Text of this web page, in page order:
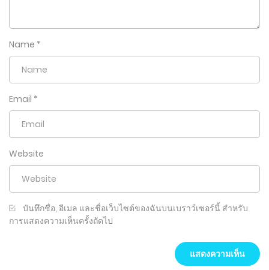
Name *
Email *
Website
บันทึกชื่อ, อีเมล และชื่อเว็บไซต์ของฉันบนเบราว์เซอร์นี้ สำหรับ
การแสดงความเห็นครั้งถัดไป